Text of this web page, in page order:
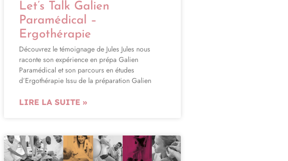
Let’s Talk Galien
Paramédical –
Ergothérapie
Découvrez le témoignage de Jules Jules nous
raconte son expérience en prépa Galien
Paramédical et son parcours en études
d’Ergothérapie Issu de la préparation Galien
LIRE LA SUITE »